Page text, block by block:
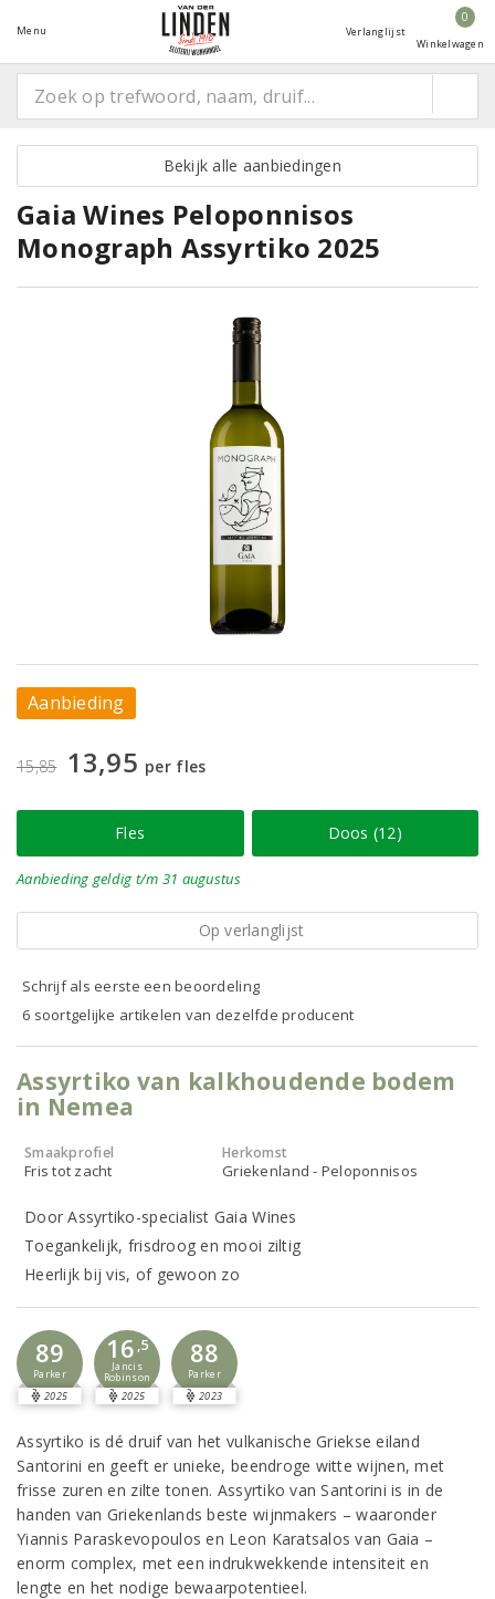
Menu Verlanglijst
0
Winkelwagen
Bekijk alle aanbiedingen
Gaia Wines Peloponnisos
Monograph Assyrtiko 2025
Aanbieding
15,85 13,95 per fles
Fles Doos (12)
Aanbieding geldig t/m 31 augustus
Op verlanglijst
Schrijf als eerste een beoordeling
6 soortgelijke artikelen van dezelfde producent
Assyrtiko van kalkhoudende bodem
in Nemea
Smaakprofiel
Fris tot zacht
Herkomst
Griekenland - Peloponnisos
Door Assyrtiko-specialist Gaia Wines
Toegankelijk, frisdroog en mooi ziltig
Heerlijk bij vis, of gewoon zo
89
Parker
2025
16 ,5
Jancis
Robinson
2025
88
Parker
2023
Assyrtiko is dé druif van het vulkanische Griekse eiland
Santorini en geeft er unieke, beendroge witte wijnen, met
frisse zuren en zilte tonen. Assyrtiko van Santorini is in de
handen van Griekenlands beste wijnmakers – waaronder
Yiannis Paraskevopoulos en Leon Karatsalos van Gaia –
enorm complex, met een indrukwekkende intensiteit en
lengte en het nodige bewaarpotentieel.